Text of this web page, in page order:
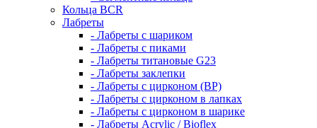
Кольца BCR
Лабреты
- Лабреты с шариком
- Лабреты с пиками
- Лабреты титановые G23
- Лабреты заклепки
- Лабреты с цирконом (ВР)
- Лабреты с цирконом в лапках
- Лабреты с цирконом в шарике
- Лабреты Acrylic / Bioflex